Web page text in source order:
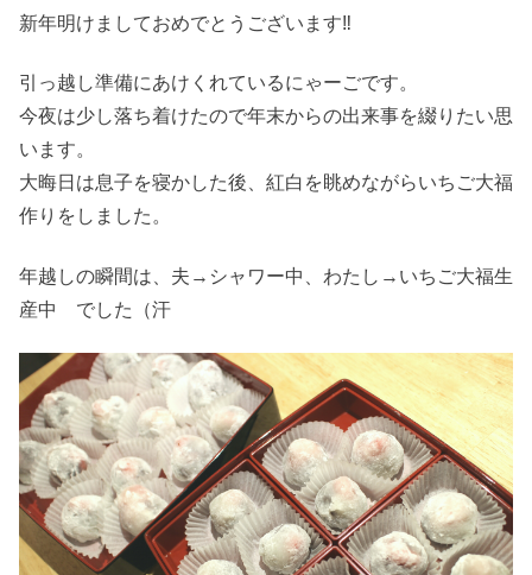
新年明けましておめでとうございます‼
引っ越し準備にあけくれているにゃーごです。
今夜は少し落ち着けたので年末からの出来事を綴りたい思
います。
大晦日は息子を寝かした後、紅白を眺めながらいちご大福
作りをしました。
年越しの瞬間は、夫→シャワー中、わたし→いちご大福生
産中 でした（汗